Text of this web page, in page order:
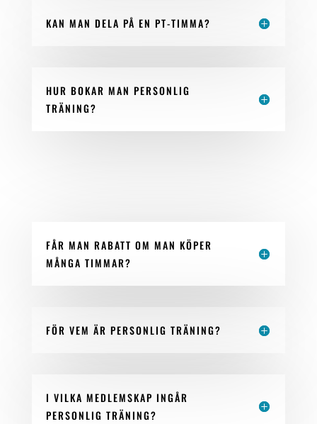
KAN MAN DELA PÅ EN PT-TIMMA?
HUR BOKAR MAN PERSONLIG
TRÄNING?
FÅR MAN RABATT OM MAN KÖPER
MÅNGA TIMMAR?
FÖR VEM ÄR PERSONLIG TRÄNING?
I VILKA MEDLEMSKAP INGÅR
PERSONLIG TRÄNING?